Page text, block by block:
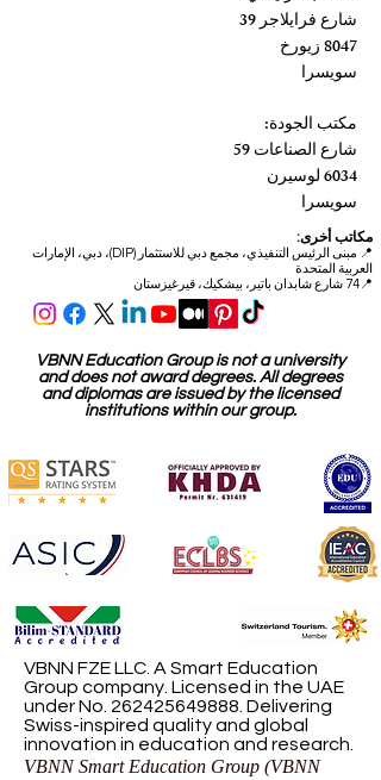
شارع فرايلاجر 39
8047 زيورخ
سويسرا
مكتب الجودة:
شارع الصناعات 59
6034 لوسيرن
سويسرا
مكاتب أخرى:
📍
مبنى الرئيس التنفيذي، مجمع دبي للاستثمار (DIP)، دبي، الإمارات
العربية المتحدة
📍74 شارع شابدان باتير، بيشكيك، قيرغيزستان
VBNN Education Group is not a university
and does not award degrees. All degrees
and diplomas are issued by the licensed
institutions within our group.
VBNN FZE LLC. A Smart Education
Group company. Licensed in the UAE
under No. 262425649888 . Delivering
Swiss-inspired quality and global
innovation in education and research.
VBNN Smart Education Group (VBNN